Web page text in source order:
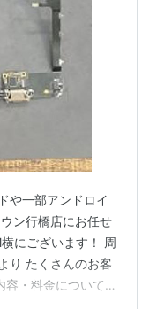
や一部アンドロイ
ン行橋店にお任せ
にございます！ 周
り たくさんのお客
・料金については